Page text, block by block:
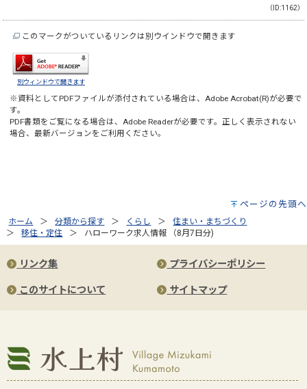
（ID:1162）
このマークがついているリンクは別ウインドウで開きます
別ウィンドウで開きます
※資料としてPDFファイルが添付されている場合は、Adobe Acrobat(R)が必要で
す。
PDF書類をご覧になる場合は、Adobe Readerが必要です。正しく表示されない
場合、最新バージョンをご利用ください。
ページの先頭へ
ホーム 分類から探す くらし
住まい・まちづくり
移住・定住
ハローワーク求人情報 （8月7日分)
リンク集 プライバシーポリシー
このサイトについて サイトマップ